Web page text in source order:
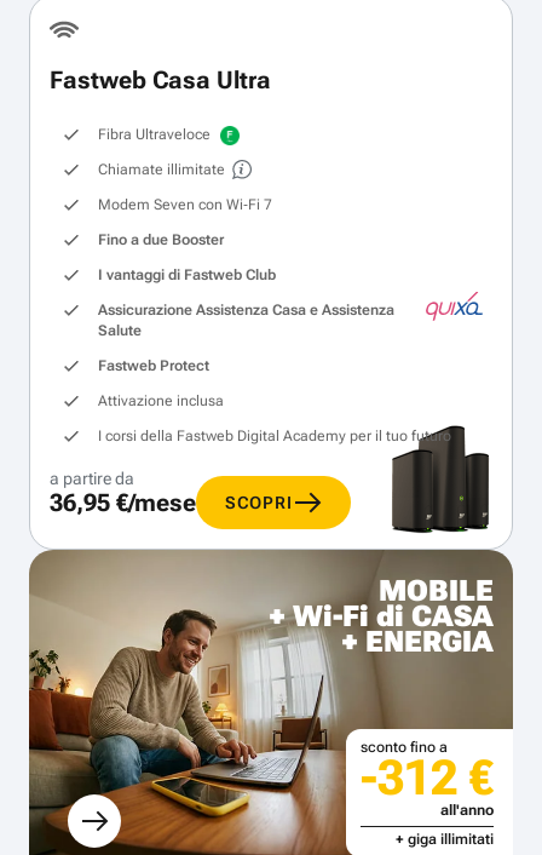
Fastweb Casa Ultra
Fibra Ultraveloce
Chiamate illimitate
Modem Seven con Wi‑Fi 7
Fino a due Booster
I vantaggi di Fastweb Club
Assicurazione Assistenza Casa e Assistenza
Salute
Fastweb Protect
Attivazione inclusa
I corsi della Fastweb Digital Academy per il tuo futuro
a partire da
36,95 €/mese SCOPRI
MOBILE
+ Wi-Fi di CASA
+ ENERGIA
sconto fino a
-312 €
all'anno
+ giga illimitati